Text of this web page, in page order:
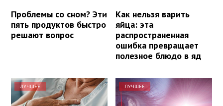
Проблемы со сном? Эти
пять продуктов быстро
решают вопрос
Как нельзя варить
яйца: эта
распространенная
ошибка превращает
полезное блюдо в яд
ЛУЧШЕЕ ЛУЧШЕЕ